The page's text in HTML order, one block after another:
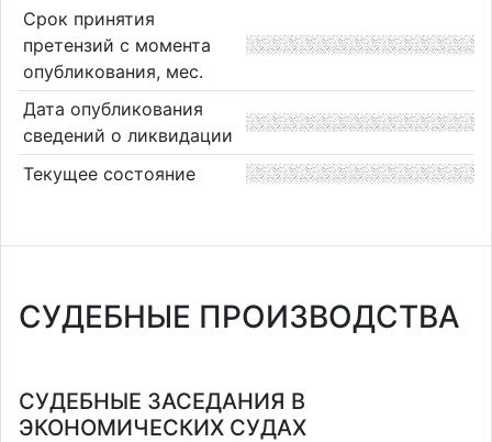
Срок принятия
претензий с момента
опубликования, мес.
Дата опубликования
сведений о ликвидации
Текущее состояние
СУДЕБНЫЕ ПРОИЗВОДСТВА
СУДЕБНЫЕ ЗАСЕДАНИЯ В
ЭКОНОМИЧЕСКИХ СУДАХ